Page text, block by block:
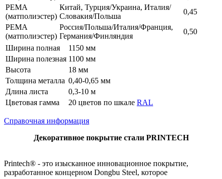
РЕМА
(матполиэстер)
Китай, Турция/Украина, Италия/
Словакия/Польша
0,45
РЕМА
(матполиэстер)
Россия/Польша/Италия/Франция,
Германия/Финляндия
0,50
Ширина полная
1150 мм
Ширина полезная 1100 мм
Высота
18 мм
Толщина металла 0,40-0,65 мм
Длина листа
0,3-10 м
Цветовая гамма
20 цветов по шкале RAL
Справочная информация
Декоративное покрытие стали PRINTECH
Printech® - это изысканное инновационное покрытие,
разработанное концерном Dongbu Steel, которое